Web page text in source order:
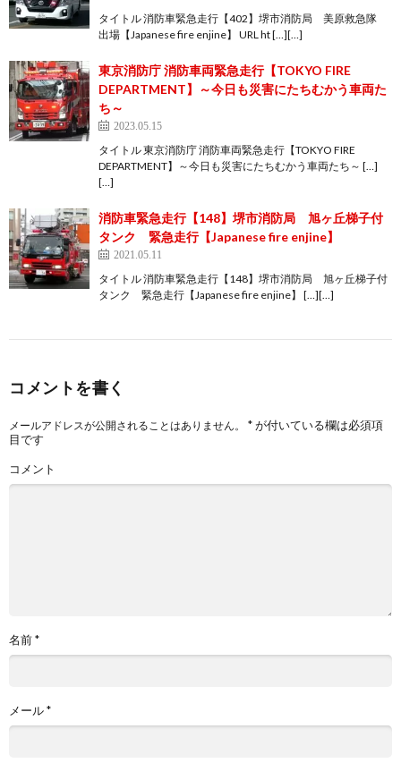
タイトル 消防車緊急走行【402】堺市消防局 美原救急隊
出場【Japanese fire enjine】 URL ht […][…]
東京消防庁 消防車両緊急走行【TOKYO FIRE
DEPARTMENT】～今日も災害にたちむかう車両た
ち～
2023.05.15
タイトル 東京消防庁 消防車両緊急走行【TOKYO FIRE
DEPARTMENT】～今日も災害にたちむかう車両たち～ […]
[…]
消防車緊急走行【148】堺市消防局 旭ヶ丘梯子付
タンク 緊急走行【Japanese fire enjine】
2021.05.11
タイトル 消防車緊急走行【148】堺市消防局 旭ヶ丘梯子付
タンク 緊急走行【Japanese fire enjine】 […][…]
コメントを書く
メールアドレスが公開されることはありません。 *が付いている欄は必須項
目です
コメント
名前*
メール*